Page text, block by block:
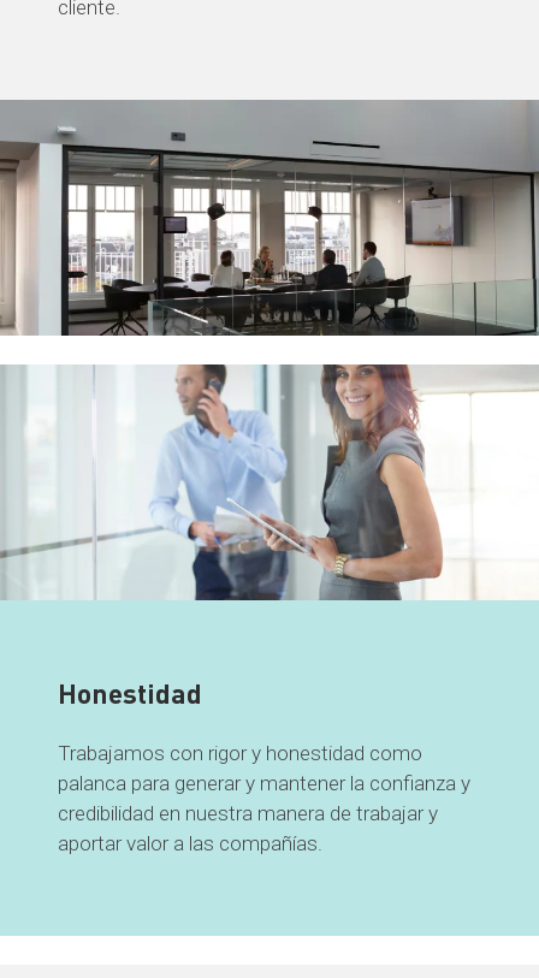
cliente.
Honestidad
Trabajamos con rigor y honestidad como
palanca para generar y mantener la confianza y
credibilidad en nuestra manera de trabajar y
aportar valor a las compañías.